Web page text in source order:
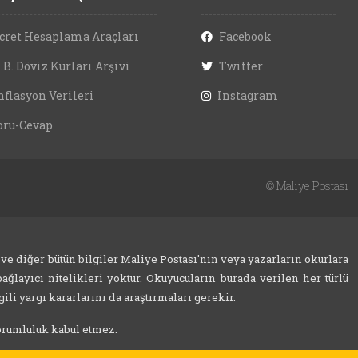
Hesaplama Araçları
Döviz Kurları Arşivi
Verileri
Cevap
Facebook
Twitter
Instagram
©Maliye Postası
diğer bütün bilgiler Maliye Postası'nın veya yazarların okurlara
nitelikleri yoktur. Okuyucuların burada verilen her türlü
kararlarını da araştırmaları gerekir.
kabul etmez.